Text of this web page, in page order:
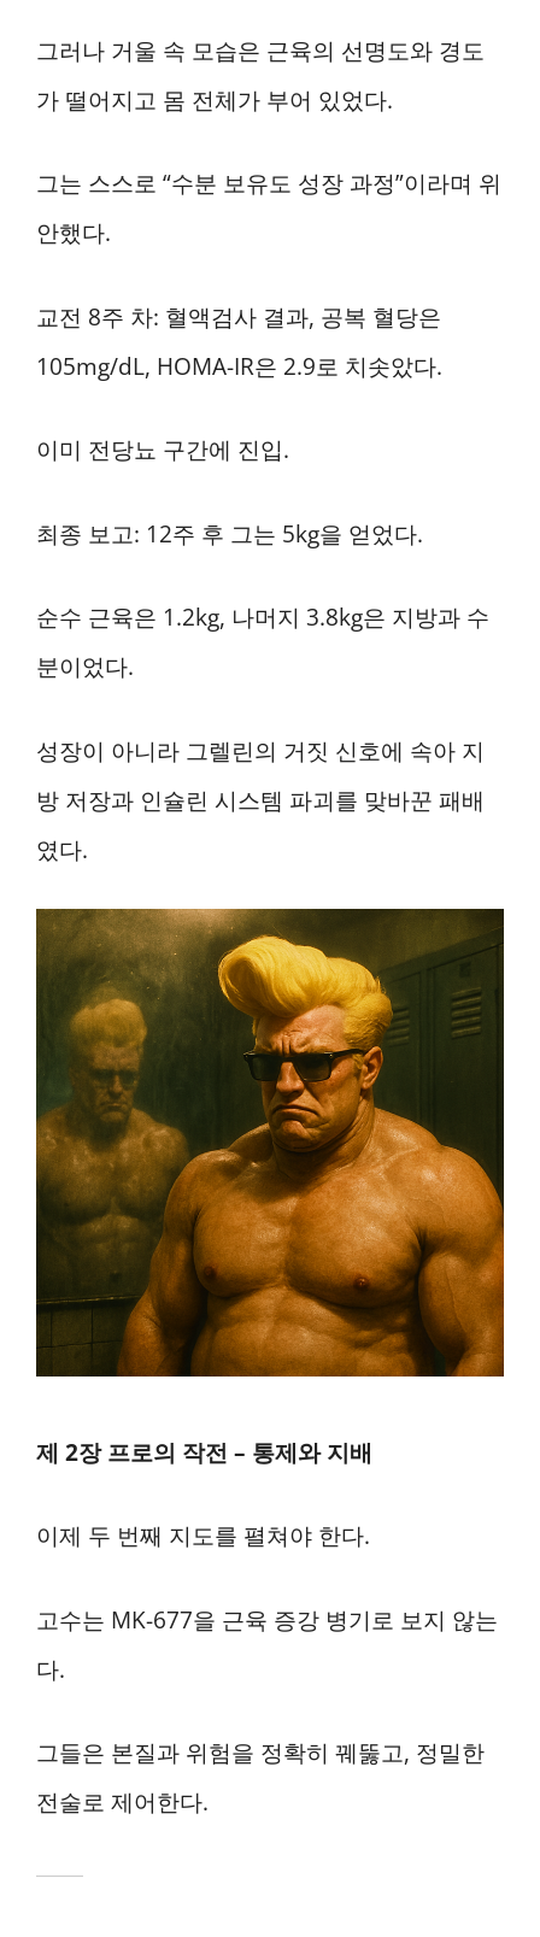
그러나 거울 속 모습은 근육의 선명도와 경도
가 떨어지고 몸 전체가 부어 있었다.
그는 스스로 “수분 보유도 성장 과정”이라며 위
안했다.
교전 8주 차: 혈액검사 결과, 공복 혈당은
105mg/dL, HOMA-IR은 2.9로 치솟았다.
이미 전당뇨 구간에 진입.
최종 보고: 12주 후 그는 5kg을 얻었다.
순수 근육은 1.2kg, 나머지 3.8kg은 지방과 수
분이었다.
성장이 아니라 그렐린의 거짓 신호에 속아 지
방 저장과 인슐린 시스템 파괴를 맞바꾼 패배
였다.
제 2장 프로의 작전 – 통제와 지배
이제 두 번째 지도를 펼쳐야 한다.
고수는 MK-677을 근육 증강 병기로 보지 않는
다.
그들은 본질과 위험을 정확히 꿰뚫고, 정밀한
전술로 제어한다.